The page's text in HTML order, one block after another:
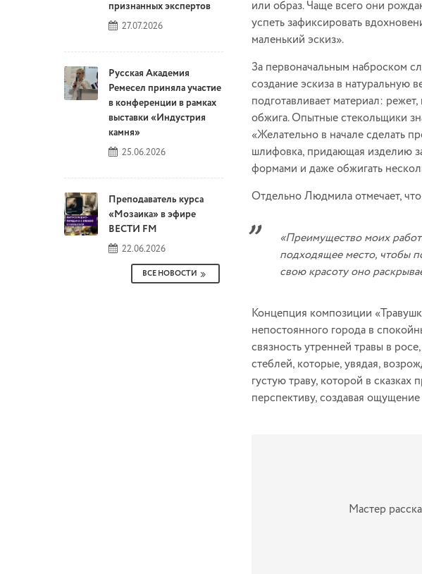
признанных экспертов
27.07.2026
Русская Академия
Ремесел приняла участие
в конференции в рамках
выставки «Индустрия
камня»
25.06.2026
Преподаватель курса
«Мозаика» в эфире
ВЕСТИ FM
22.06.2026
ВСЕ НОВОСТИ
или образ. Чаще всего они
успеть зафиксировать
маленький эскиз».
За первоначальным наброском
создание эскиза в натуральную
подготавливает материал:
обжига. Опытные стекольщики
«Желательно в начале сделать
шлифовка, придающая изделию
формами и даже обжигать
Отдельно Людмила отмечает,
«Преимущество моих
подходящее место, чтобы
свою красоту оно
Концепция композиции
непостоянного города в
связность утренней травы в
стеблей, которые, увядая,
густую траву, которой в
перспективу, создавая
Мастер